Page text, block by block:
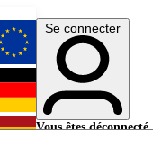
English
Deutsch
Se connecter
Vous êtes déconnecté.